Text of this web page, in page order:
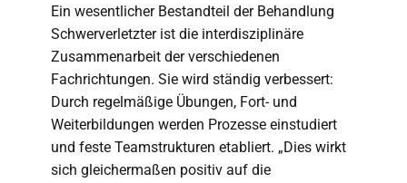
Ein wesentlicher Bestandteil der Behandlung
Schwerverletzter ist die interdisziplinäre
Zusammenarbeit der verschiedenen
Fachrichtungen. Sie wird ständig verbessert:
Durch regelmäßige Übungen, Fort- und
Weiterbildungen werden Prozesse einstudiert
und feste Teamstrukturen etabliert. „Dies wirkt
sich gleichermaßen positiv auf die